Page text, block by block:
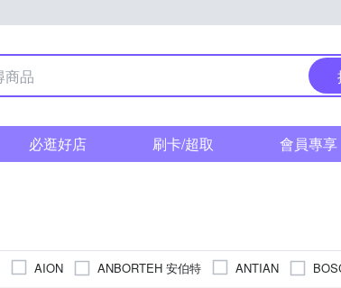
必逛好店 刷卡/超取 會員專享
AION ANBORTEH 安伯特 ANTIAN